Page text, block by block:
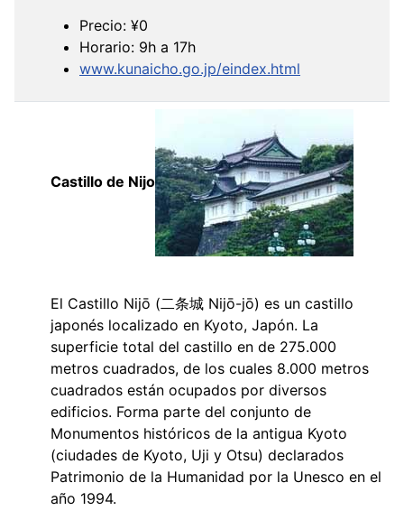
Precio: ¥0
Horario: 9h a 17h
www.kunaicho.go.jp/eindex.html
Castillo de Nijo
El Castillo Nijō (二条城 Nijō-jō) es un castillo
japonés localizado en Kyoto, Japón. La
superficie total del castillo en de 275.000
metros cuadrados, de los cuales 8.000 metros
cuadrados están ocupados por diversos
edificios. Forma parte del conjunto de
Monumentos históricos de la antigua Kyoto
(ciudades de Kyoto, Uji y Otsu) declarados
Patrimonio de la Humanidad por la Unesco en el
año 1994.